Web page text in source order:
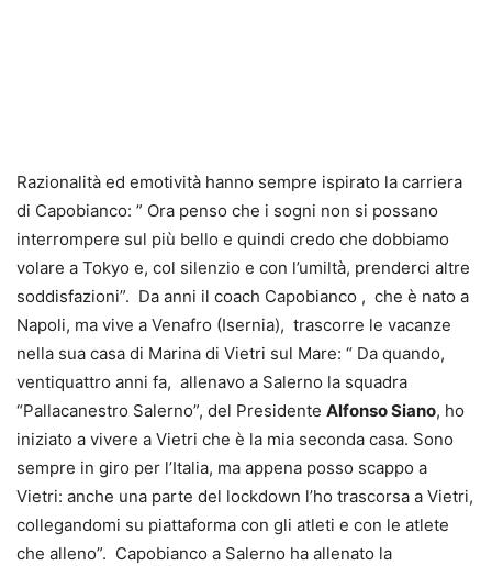
Razionalità ed emotività hanno sempre ispirato la carriera
di Capobianco: ” Ora penso che i sogni non si possano
interrompere sul più bello e quindi credo che dobbiamo
volare a Tokyo e, col silenzio e con l’umiltà, prenderci altre
soddisfazioni”. Da anni il coach Capobianco , che è nato a
Napoli, ma vive a Venafro (Isernia), trascorre le vacanze
nella sua casa di Marina di Vietri sul Mare: “ Da quando,
ventiquattro anni fa, allenavo a Salerno la squadra
“Pallacanestro Salerno”, del Presidente Alfonso Siano, ho
iniziato a vivere a Vietri che è la mia seconda casa. Sono
sempre in giro per l’Italia, ma appena posso scappo a
Vietri: anche una parte del lockdown l’ho trascorsa a Vietri,
collegandomi su piattaforma con gli atleti e con le atlete
che alleno”. Capobianco a Salerno ha allenato la